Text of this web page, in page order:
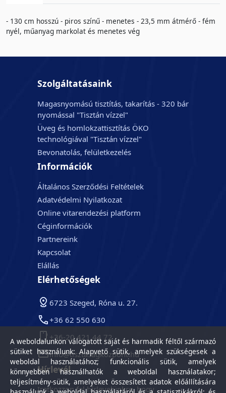
- 130 cm hosszú - piros színű - menetes - 23,5 mm átmérő - fém
nyél, műanyag markolat és menetes vég
Szolgáltatásaink
Magasnyomású tisztítás, takarítás - 320 bár
nyomással "Tisztán vízzel"
Üveg és homlokzattisztítás ÖKO
technológiával "Tisztán vízzel"
Bevonatolás, felületkezelés
Információk
Általános Szerződési Feltételek
Adatvédelmi Nyilatkozat
Online vitarendezési platform
Céginformációk
Partnereink
Kapcsolat
Elállás
Elérhetőségek
6723 Szeged, Róna u. 27.
+36 62 550 630
+36-20 421 44 72
info@tisztasagkozpont.hu
Hírlevél
Iratkozzon fel hírlevelünkre, hogy
A weboldalunkon válogatott saját és harmadik féltől származó
sütiket használunk: Alapvető sütik, amelyek szükségesek a
weboldal használatához; funkcionális sütik, amelyek
könnyebben használhatók a weboldal használatakor;
teljesítmény-sütik, amelyeket összesített adatok előállítására